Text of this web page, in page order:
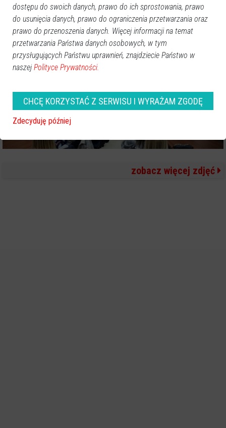
zobacz więcej zdjęć
dostępu do swoich danych, prawo do ich sprostowania, prawo
do usunięcia danych, prawo do ograniczenia przetwarzania oraz
prawo do przenoszenia danych. Więcej informacji na temat
przetwarzania Państwa danych osobowych, w tym
przysługujących Państwu uprawnień, znajdziecie Państwo w
naszej Polityce Prywatności.
CHCĘ KORZYSTAĆ Z SERWISU I WYRAŻAM ZGODĘ
Zdecyduję później